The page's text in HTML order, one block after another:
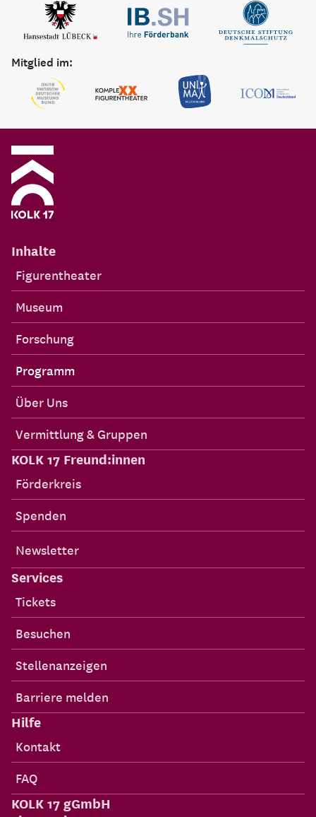
Mitglied im:
Inhalte
Figurentheater
Museum
Forschung
Programm
Über Uns
Vermittlung & Gruppen
KOLK 17 Freund:innen
Förderkreis
Spenden
Newsletter
Services
Tickets
Besuchen
Stellenanzeigen
Barriere melden
Hilfe
Kontakt
FAQ
KOLK 17 gGmbH